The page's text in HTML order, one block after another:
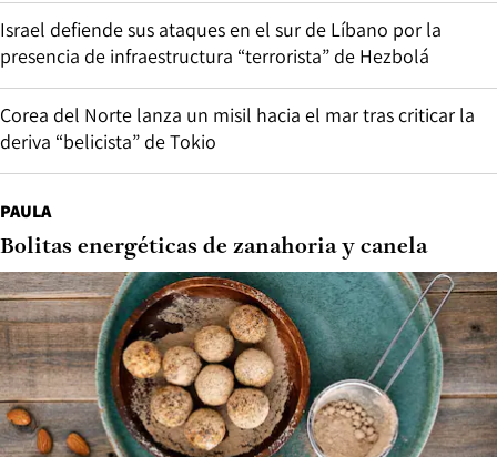
Israel defiende sus ataques en el sur de Líbano por la
presencia de infraestructura “terrorista” de Hezbolá
Corea del Norte lanza un misil hacia el mar tras criticar la
deriva “belicista” de Tokio
PAULA
Bolitas energéticas de zanahoria y canela